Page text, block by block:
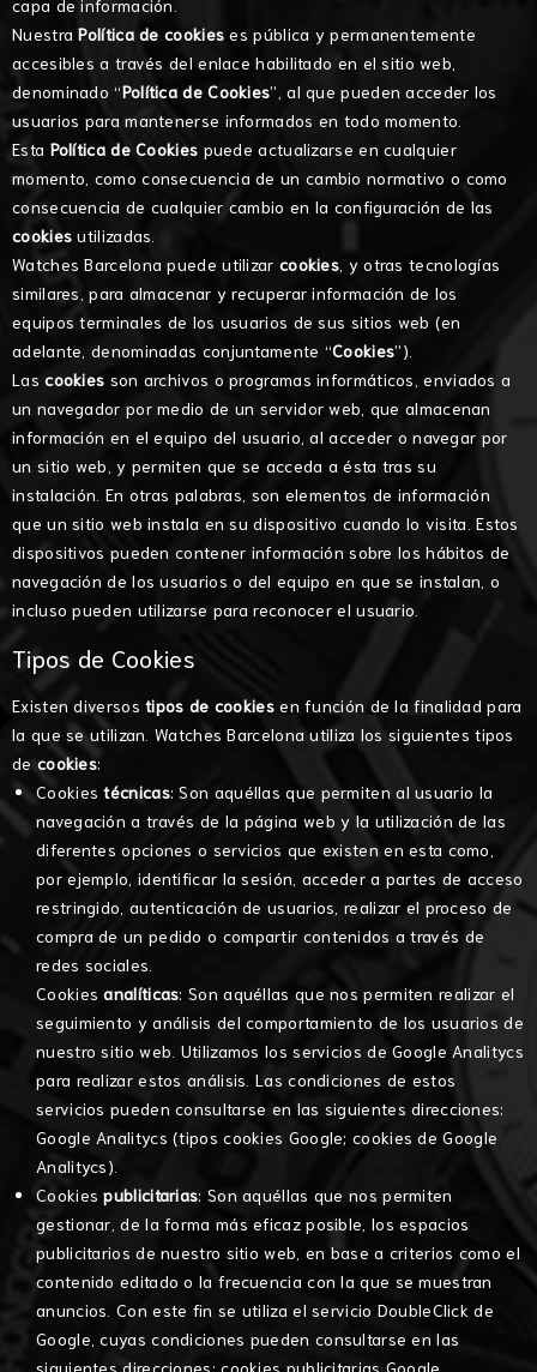
capa de información.
NuestraPolítica de cookies es pública y permanentemente
accesibles a través del enlace habilitado en el sitio web,
denominado “Política de Cookies”, al que pueden acceder los
usuarios para mantenerse informados en todo momento.
Esta Política de Cookies puede actualizarse en cualquier
momento, como consecuencia de un cambio normativo o como
consecuencia de cualquier cambio en la configuración de las
cookies utilizadas.
Watches Barcelona puede utilizar cookies , y otras tecnologías
similares, para almacenar y recuperar información de los
equipos terminales de los usuarios de sus sitios web (en
adelante, denominadas conjuntamente “Cookies”).
Lascookies son archivos o programas informáticos, enviados a
un navegador por medio de un servidor web, que almacenan
información en el equipo del usuario, al acceder o navegar por
un sitio web, y permiten que se acceda a ésta tras su
instalación. En otras palabras, son elementos de información
que un sitio web instala en su dispositivo cuando lo visita. Estos
dispositivos pueden contener información sobre los hábitos de
navegación de los usuarios o del equipo en que se instalan, o
incluso pueden utilizarse para reconocer el usuario.
Tipos de Cookies
Existen diversostipos de cookiesen función de la finalidad para
la que se utilizan. Watches Barcelona utiliza los siguientes tipos
decookies:
Cookiestécnicas: Son aquéllas que permiten al usuario la
navegación a través de la página web y la utilización de las
diferentes opciones o servicios que existen en esta como,
por ejemplo, identificar la sesión, acceder a partes de acceso
restringido, autenticación de usuarios, realizar el proceso de
compra de un pedido o compartir contenidos a través de
redes sociales.
Cookiesanalíticas: Son aquéllas que nos permiten realizar el
seguimiento y análisis del comportamiento de los usuarios de
nuestro sitio web. Utilizamos los servicios de Google Analitycs
para realizar estos análisis. Las condiciones de estos
servicios pueden consultarse en las siguientes direcciones:
Google Analitycs (tipos cookies Google;cookies de Google
Analitycs).
Cookiespublicitarias: Son aquéllas que nos permiten
gestionar, de la forma más eficaz posible, los espacios
publicitarios de nuestro sitio web, en base a criterios como el
contenido editado o la frecuencia con la que se muestran
anuncios. Con este fin se utiliza el servicio DoubleClick de
Google, cuyas condiciones pueden consultarse en las
siguientes direcciones:cookies publicitarias Google